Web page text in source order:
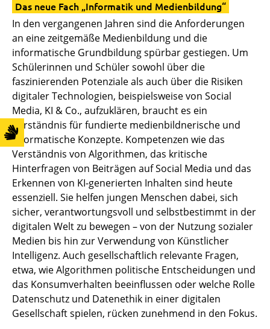
Das neue Fach „Informatik und Medienbildung“
In den vergangenen Jahren sind die Anforderungen
an eine zeitgemäße Medienbildung und die
informatische Grundbildung spürbar gestiegen. Um
Schülerinnen und Schüler sowohl über die
faszinierenden Potenziale als auch über die Risiken
digitaler Technologien, beispielsweise von Social
Media, KI & Co., aufzuklären, braucht es ein
Verständnis für fundierte medienbildnerische und
informatische Konzepte. Kompetenzen wie das
Verständnis von Algorithmen, das kritische
Hinterfragen von Beiträgen auf Social Media und das
Erkennen von KI-generierten Inhalten sind heute
essenziell. Sie helfen jungen Menschen dabei, sich
sicher, verantwortungsvoll und selbstbestimmt in der
digitalen Welt zu bewegen – von der Nutzung sozialer
Medien bis hin zur Verwendung von Künstlicher
Intelligenz. Auch gesellschaftlich relevante Fragen,
etwa, wie Algorithmen politische Entscheidungen und
das Konsumverhalten beeinflussen oder welche Rolle
Datenschutz und Datenethik in einer digitalen
Gesellschaft spielen, rücken zunehmend in den Fokus.